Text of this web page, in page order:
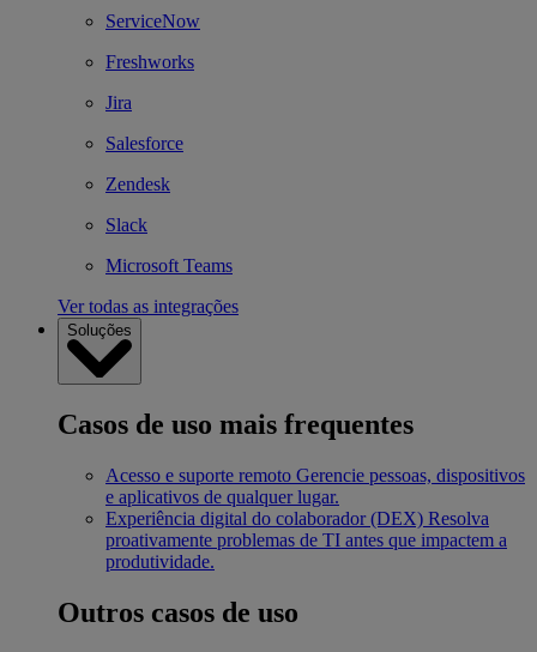
ServiceNow
Freshworks
Jira
Salesforce
Zendesk
Slack
Microsoft Teams
Ver todas as integrações
Soluções
Casos de uso mais frequentes
Acesso e suporte remoto Gerencie pessoas, dispositivos
e aplicativos de qualquer lugar.
Experiência digital do colaborador (DEX) Resolva
proativamente problemas de TI antes que impactem a
produtividade.
Outros casos de uso